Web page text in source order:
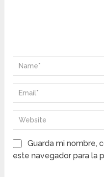
Guarda mi nombre,
este navegador para la